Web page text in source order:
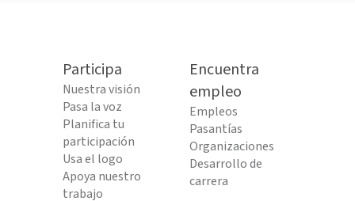
Participa
Nuestra visión
Pasa la voz
Planifica tu
participación
Usa el logo
Apoya nuestro
trabajo
Encuentra
empleo
Empleos
Pasantías
Organizaciones
Desarrollo de
carrera